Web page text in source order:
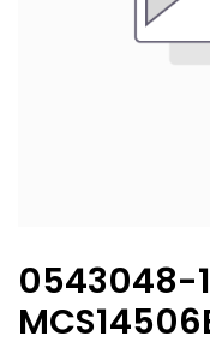
0543048-